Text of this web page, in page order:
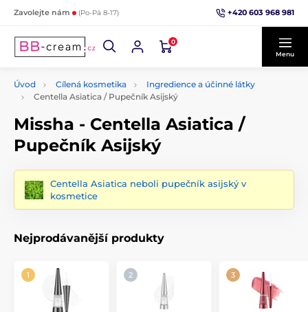
Zavolejte nám (Po-Pá 8-17) +420 603 968 981
0
Menu
Úvod Cílená kosmetika
Ingredience a účinné látky
Centella Asiatica / Pupečník Asijský
Missha - Centella Asiatica /
Pupečník Asijský
Centella Asiatica neboli pupečník asijský v
kosmetice
Nejprodávanější produkty